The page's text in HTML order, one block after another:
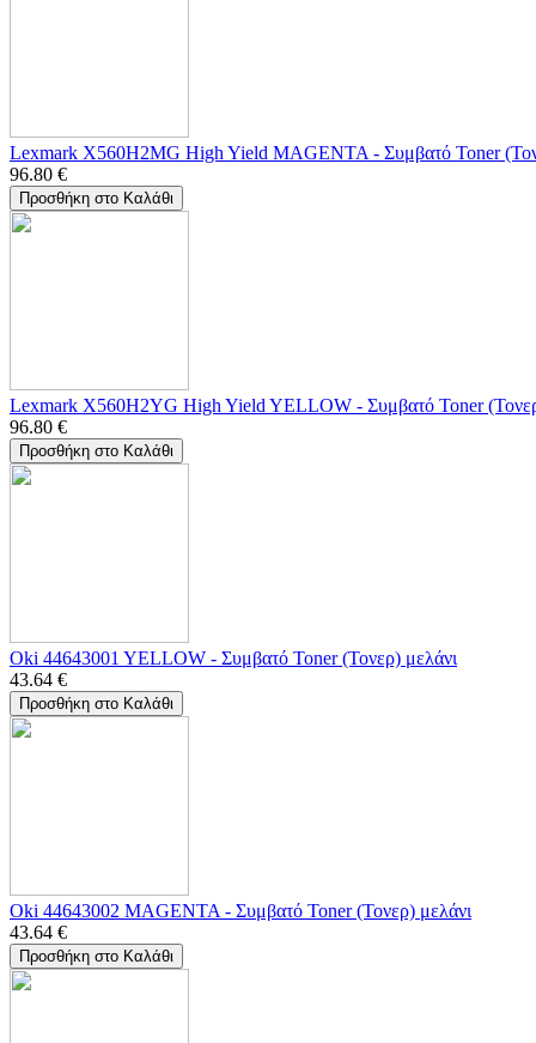
Lexmark X560H2MG High Yield MAGENTA - Συμβατό Toner
96.80 €
Προσθήκη στο Καλάθι
Lexmark X560H2YG High Yield YELLOW - Συμβατό Toner
96.80 €
Προσθήκη στο Καλάθι
Oki 44643001 YELLOW - Συμβατό Toner (Τονερ) μελάνι
43.64 €
Προσθήκη στο Καλάθι
Oki 44643002 MAGENTA - Συμβατό Toner (Τονερ) μελάνι
43.64 €
Προσθήκη στο Καλάθι